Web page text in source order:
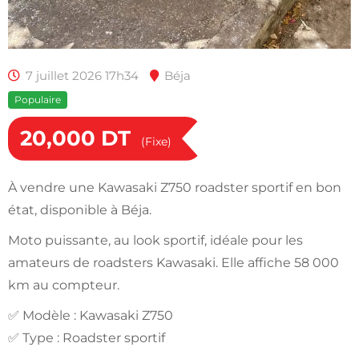
7 juillet 2026 17h34 Béja
Populaire
20,000 DT (Fixe)
À vendre une Kawasaki Z750 roadster sportif en bon
état, disponible à Béja.
Moto puissante, au look sportif, idéale pour les
amateurs de roadsters Kawasaki. Elle affiche 58 000
km au compteur.
✅ Modèle : Kawasaki Z750
✅ Type : Roadster sportif